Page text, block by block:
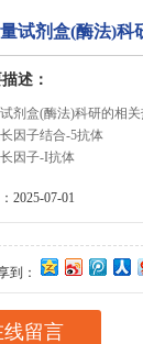
试剂盒(酶法)科
述：
剂盒(酶法)科研的相
因子结合-5抗体
因子-I抗体
2025-07-01
到：
线留言